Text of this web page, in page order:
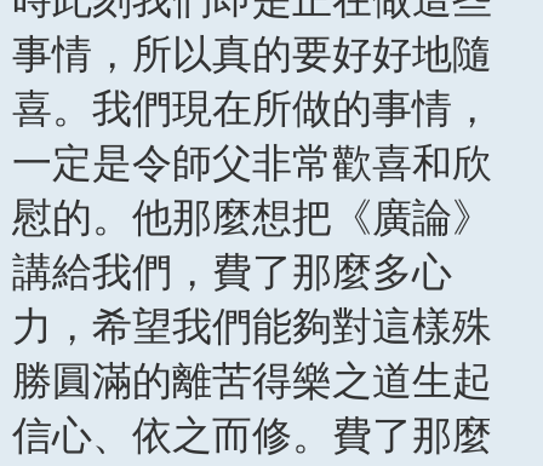
事情，所以真的要好好地隨
喜。我們現在所做的事情，
一定是令師父非常歡喜和欣
慰的。他那麼想把《廣論》
講給我們，費了那麼多心
力，希望我們能夠對這樣殊
勝圓滿的離苦得樂之道生起
信心、依之而修。費了那麼